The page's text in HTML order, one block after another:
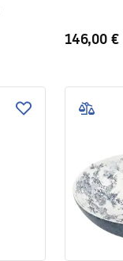
146,00 €